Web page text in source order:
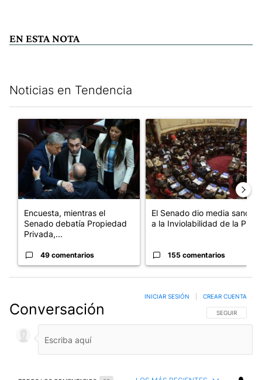
EN ESTA NOTA
Noticias en Tendencia
Un artículo de tendencia con el título "Encuesta, mientras el
Encuesta, mientras el
Senado debatía Propiedad
Privada,...
49 comentarios
Un artículo de tendencia con
El Senado dio media sanción
a la Inviolabilidad de la P...
155 comentarios
Conversación SIGA ESTA
SEGUIR
INICIAR SESIÓN CREAR CUENTA